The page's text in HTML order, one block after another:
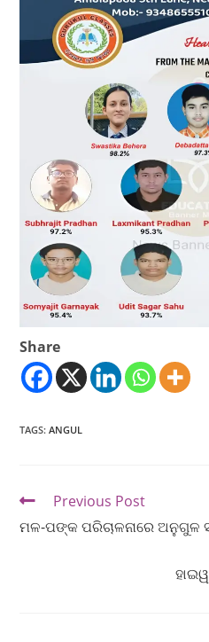
Share
TAGS:ANGUL
Previous Post
ମଳ-ପଙ୍କ ପରିଚାଳନାରେ ଅନୁଗୁଳ